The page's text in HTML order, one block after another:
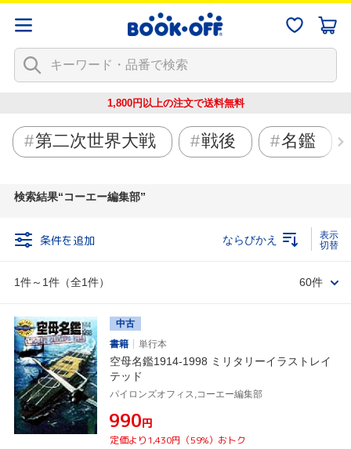
1,800円以上の注文で送料無料
第二次世界大戦 戦後 名鑑
検索結果 コーエー編集部
条件を追加
1件～1件（全1件）
ならびかえ
60件
中古
書籍
単行本
空母名鑑1914-1998 ミリタリーイラストレイ
テッド
パイロンズオフィス,コーエー編集部
¥990円
定価より1,430円（59%）おトク